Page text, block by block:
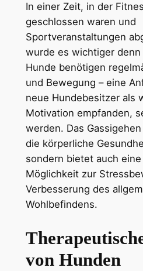
In einer Zeit, in der
geschlossen waren und
Sportveranstaltungen
wurde es wichtiger
Hunde benötigen
und Bewegung – eine
neue Hundebesitzer als
Motivation empfanden,
werden. Das
die körperliche
sondern bietet auch
Möglichkeit zur
Verbesserung des
Wohlbefindens.
von Hunden